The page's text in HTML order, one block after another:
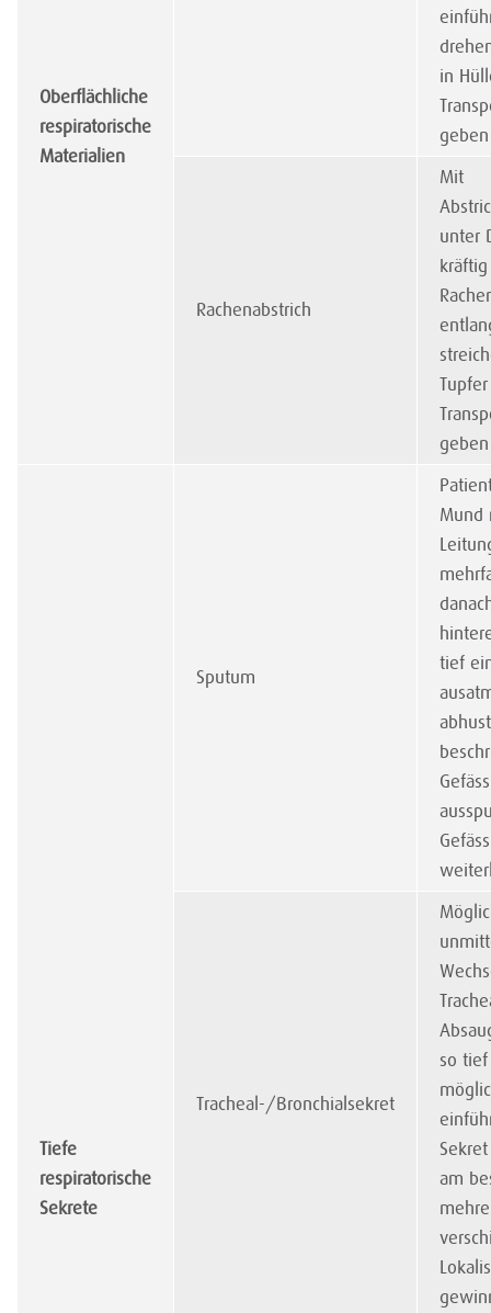
Oberflächliche
respiratorische
Materialien
in
geben
Rachenabstrich
Mit
unter
geben
Tiefe
respiratorische
Sekrete
Sputum
Mund
tief
Gefäss
Tracheal-/Bronchialsekret
so
am